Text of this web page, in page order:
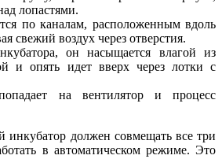
лопастями.
по каналам, расположенным вдоль
свежий воздух через отверстия.
он насыщается влагой из
и опять идет вверх через лотки с
на вентилятор и процесс
инкубатор должен совмещать все три
в автоматическом режиме. Это